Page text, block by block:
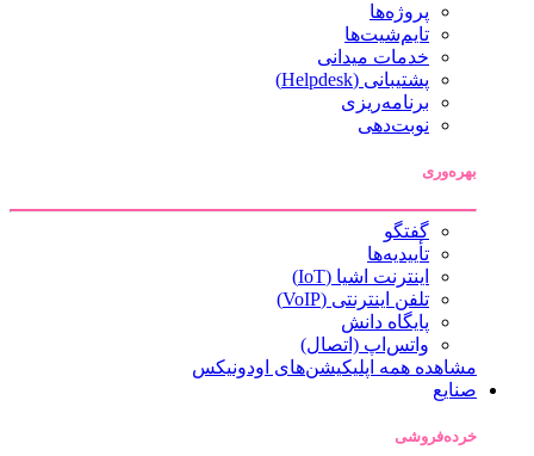
پروژه‌ها
تایم‌شیت‌ها
خدمات میدانی
پشتیبانی (Helpdesk)
برنامه‌ریزی
نوبت‌دهی
بهره‌وری
گفتگو
تأییدیه‌ها
اینترنت اشیا (IoT)
تلفن اینترنتی (VoIP)
پایگاه دانش
واتس‌اپ (اتصال)
مشاهده همه اپلیکیشن‌های اودونیکس
صنایع
خرده‌فروشی